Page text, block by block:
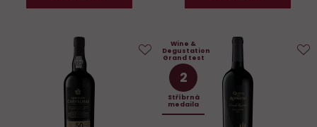
obľúbených
Wine &
Degustation
Grand test
2
Stříbrná
medaila